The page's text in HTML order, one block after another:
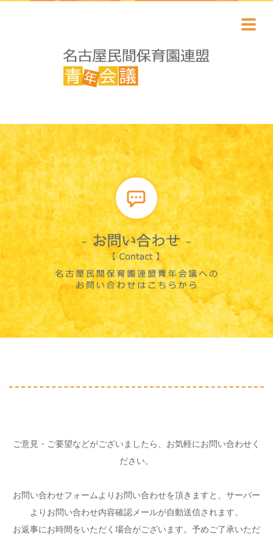
ご意見・ご要望などがございましたら、お気軽にお問い合わせく
ださい。
お問い合わせフォームよりお問い合わせを頂きますと、サーバー
よりお問い合わせ内容確認メールが自動送信されます。
お返事にお時間をいただく場合がございます。予めご了承いただ